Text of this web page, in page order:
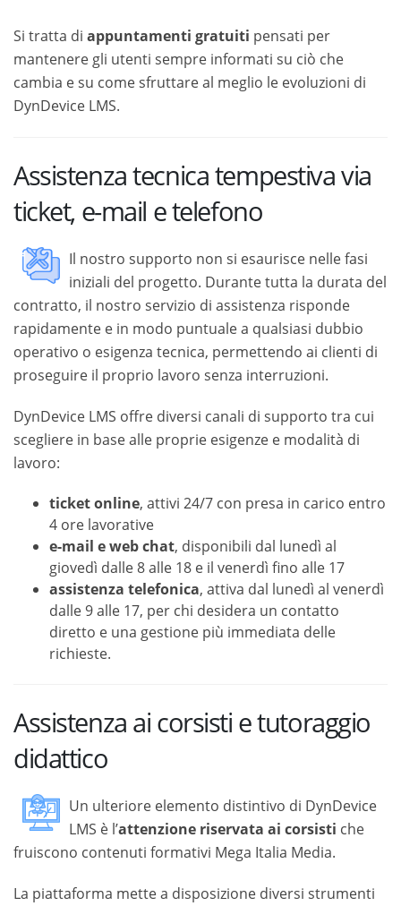
Si tratta di appuntamenti gratuiti pensati per
mantenere gli utenti sempre informati su ciò che
cambia e su come sfruttare al meglio le evoluzioni di
DynDevice LMS.
Assistenza tecnica tempestiva via
ticket, e-mail e telefono
Il nostro supporto non si esaurisce nelle fasi
iniziali del progetto. Durante tutta la durata del
contratto, il nostro servizio di assistenza risponde
rapidamente e in modo puntuale a qualsiasi dubbio
operativo o esigenza tecnica, permettendo ai clienti di
proseguire il proprio lavoro senza interruzioni.
DynDevice LMS offre diversi canali di supporto tra cui
scegliere in base alle proprie esigenze e modalità di
lavoro:
ticket online, attivi 24/7 con presa in carico entro
4 ore lavorative
e-mail e web chat, disponibili dal lunedì al
giovedì dalle 8 alle 18 e il venerdì fino alle 17
assistenza telefonica, attiva dal lunedì al venerdì
dalle 9 alle 17, per chi desidera un contatto
diretto e una gestione più immediata delle
richieste.
Assistenza ai corsisti e tutoraggio
didattico
Un ulteriore elemento distintivo di DynDevice
LMS è l’attenzione riservata ai corsisti che
fruiscono contenuti formativi Mega Italia Media.
La piattaforma mette a disposizione diversi strumenti